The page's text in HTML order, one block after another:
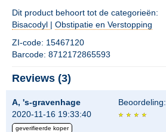
Dit product behoort tot de categorieën:
Bisacodyl | Obstipatie en Verstopping
ZI-code: 15467120
Barcode: 8712172865593
Reviews (3)
A, 's-gravenhage
2020-11-16 19:33:40
geverifieerde koper
Beoordeling: